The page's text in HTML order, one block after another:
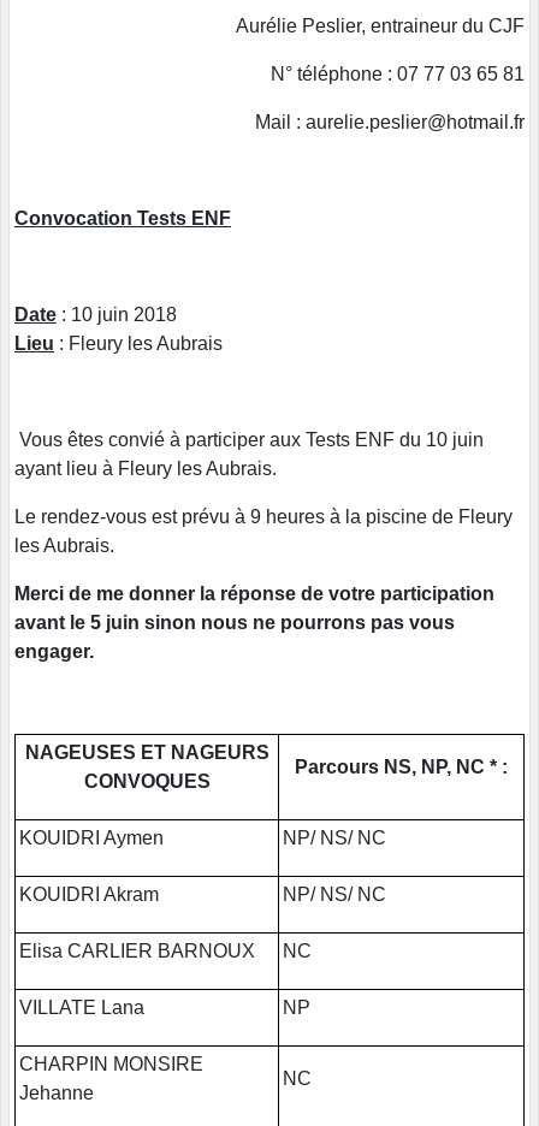
Aurélie Peslier, entraineur du CJF
N° téléphone : 07 77 03 65 81
Mail : aurelie.peslier@hotmail.fr
Convocation Tests ENF
Date : 10 juin 2018
Lieu : Fleury les Aubrais
Vous êtes convié à participer aux Tests ENF du 10 juin
ayant lieu à Fleury les Aubrais.
Le rendez-vous est prévu à 9 heures à la piscine de Fleury
les Aubrais.
Merci de me donner la réponse de votre participation
avant le 5 juin sinon nous ne pourrons pas vous
engager.
NAGEUSES ET NAGEURS
CONVOQUES
Parcours NS, NP, NC * :
KOUIDRI Aymen NP/ NS/ NC
KOUIDRI Akram NP/ NS/ NC
Elisa CARLIER BARNOUX NC
VILLATE Lana NP
CHARPIN MONSIRE
Jehanne
NC